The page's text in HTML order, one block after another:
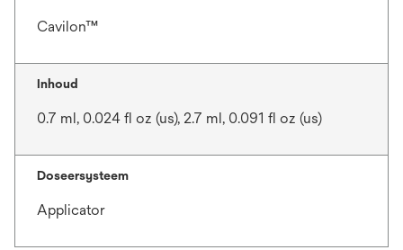
Cavilon™
Inhoud
0.7 ml, 0.024 fl oz (us), 2.7 ml, 0.091 fl oz (us)
Doseersysteem
Applicator